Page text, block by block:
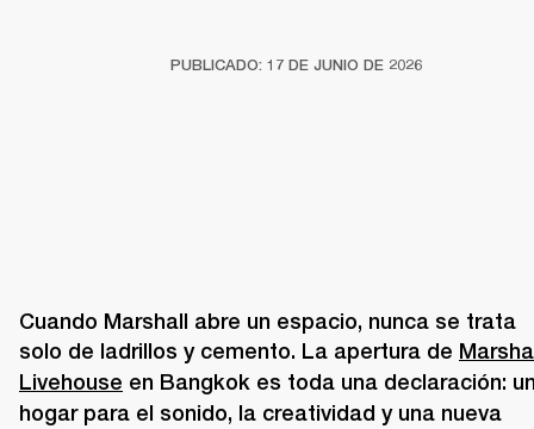
PUBLICADO: 17 DE JUNIO DE 2026
Cuando Marshall abre un espacio, nunca se trata
solo de ladrillos y cemento. La apertura de
Livehouse en Bangkok es toda una declaración:
hogar para el sonido, la creatividad y una nueva